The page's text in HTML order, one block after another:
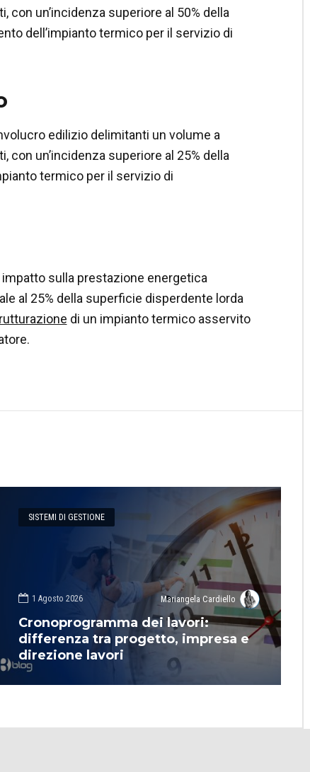
un’incidenza superiore al 50% della
dell’impianto termico per il servizio di
edilizio delimitanti un volume a
un’incidenza superiore al 25% della
termico per il servizio di
sulla prestazione energetica
al 25% della superficie disperdente lorda
di un impianto termico asservito
SISTEMI DI GESTIONE
1 Agosto 2026 Mariangela Cardiello
Cronoprogramma dei lavori:
differenza tra progetto, impresa e
direzione lavori